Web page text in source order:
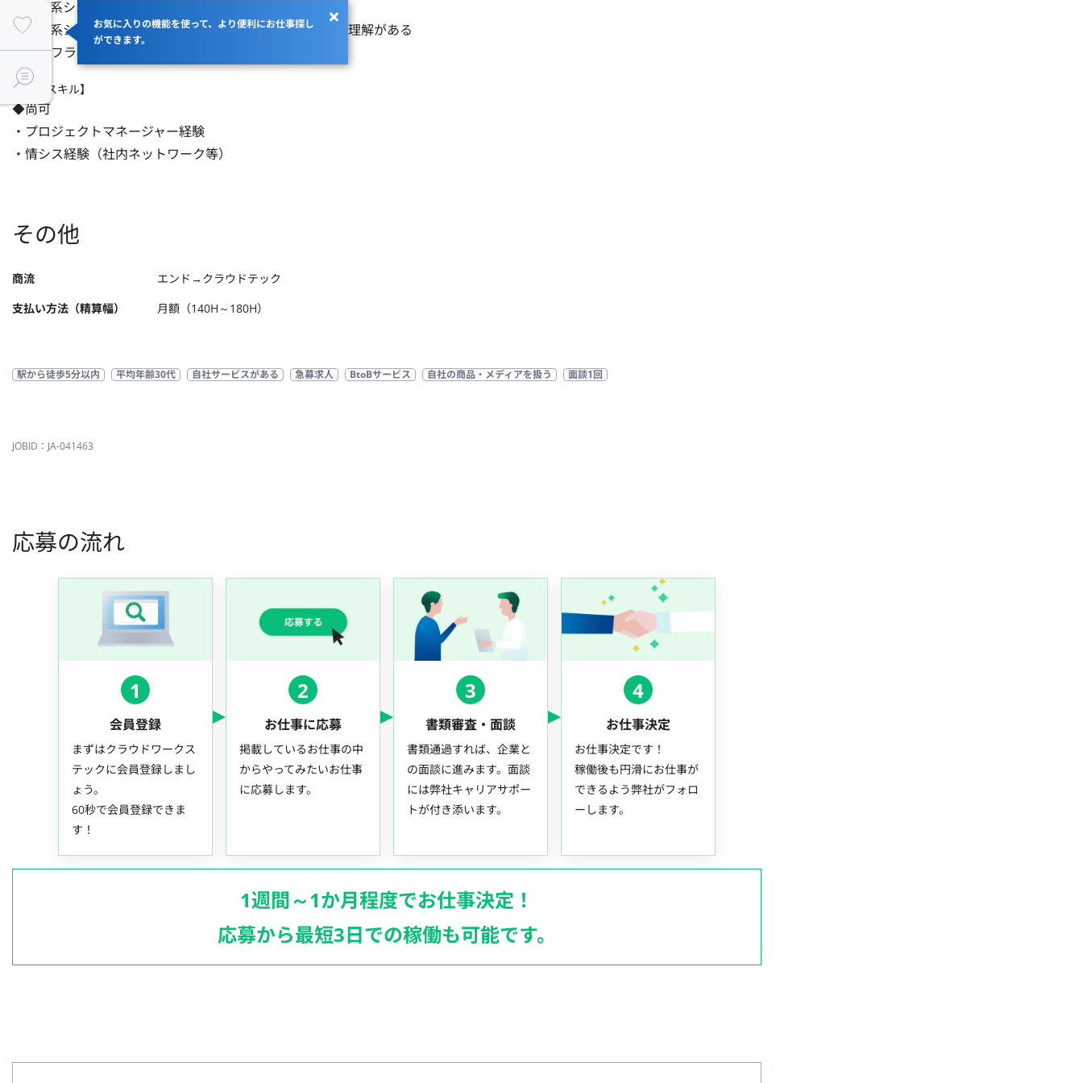
お気に入りの機能を使って、より便利にお仕事探し
ができます。
・web系システムの基本的な仕組みを理解している
・web系システムの開発工程全般についてSEとして十分な理解がある
・インフラに関する基本的な知見
【歓迎スキル】
◆尚可
・プロジェクトマネージャー経験
・情シス経験（社内ネットワーク等）
その他
商流
エンド→クラウドテック
支払い方法（精算幅）
月額（140H～180H）
駅から徒歩5分以内 平均年齢30代 自社サービスがある 急募求人 BtoBサービス 自社の商品・メディアを扱う 面談1回
JOBID：JA-041463
応募の流れ
1
会員登録
まずはクラウドワークス
テックに会員登録しまし
ょう。
60秒で会員登録できま
す！
2
お仕事に応募
掲載しているお仕事の中
からやってみたいお仕事
に応募します。
3
書類審査・面談
書類通過すれば、企業と
の面談に進みます。面談
には弊社キャリアサポー
トが付き添います。
4
お仕事決定
お仕事決定です！
稼働後も円滑にお仕事が
できるよう弊社がフォロ
ーします。
1週間～1か月程度でお仕事決定！
応募から最短3日での稼働も可能です。